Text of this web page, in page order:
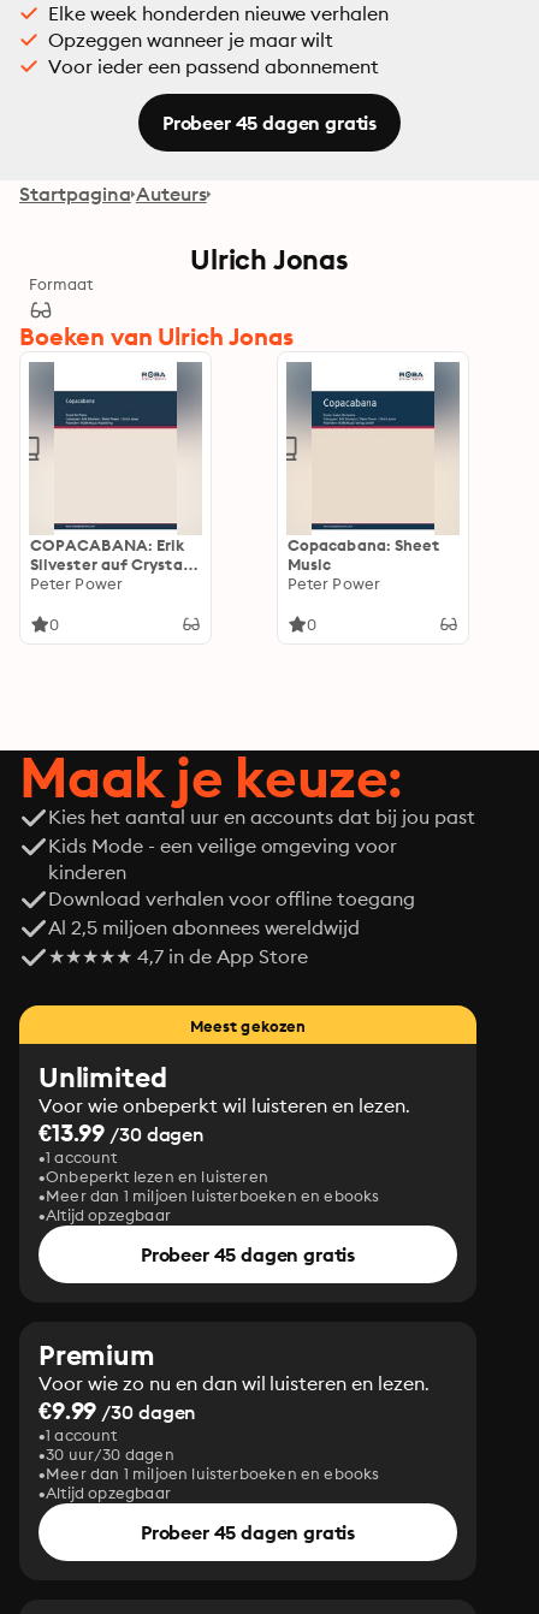
Elke week honderden nieuwe verhalen
Opzeggen wanneer je maar wilt
Voor ieder een passend abonnement
Probeer 45 dagen gratis
Startpagina Auteurs
Ulrich Jonas
Formaat
Boeken van Ulrich Jonas
COPACABANA: Erik
Silvester auf Crystal
Records
Peter Power
0
Copacabana: Sheet
Music
Peter Power
0
Maak je keuze:
Kies het aantal uur en accounts dat bij jou past
Kids Mode - een veilige omgeving voor
kinderen
Download verhalen voor offline toegang
Al 2,5 miljoen abonnees wereldwijd
★★★★★ 4,7 in de App Store
Meest gekozen
Unlimited
Voor wie onbeperkt wil luisteren en lezen.
€13.99 /30 dagen
1 account
Onbeperkt lezen en luisteren
Meer dan 1 miljoen luisterboeken en ebooks
Altijd opzegbaar
Probeer 45 dagen gratis
Premium
Voor wie zo nu en dan wil luisteren en lezen.
€9.99 /30 dagen
1 account
30 uur/30 dagen
Meer dan 1 miljoen luisterboeken en ebooks
Altijd opzegbaar
Probeer 45 dagen gratis